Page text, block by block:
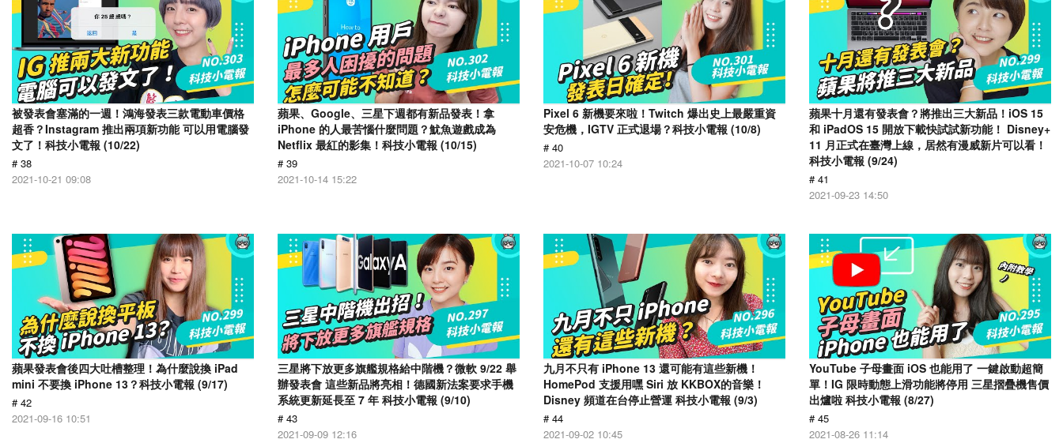
被發表會塞滿的一週！鴻海發表三款電動車價格
超香？Instagram 推出兩項新功能 可以用電腦發
文了！科技小電報 (10/22)
# 38
2021-10-21 09:08
蘋果、Google、三星下週都有新品發表！拿
iPhone 的人最苦惱什麼問題？魷魚遊戲成為
Netflix 最紅的影集！科技小電報 (10/15)
# 39
2021-10-14 15:22
Pixel 6 新機要來啦！Twitch 爆出史上最嚴重資
安危機，IGTV 正式退場？科技小電報 (10/8)
# 40
2021-10-07 10:24
蘋果十月還有發表會？將推出三大新品！iOS 15
和 iPadOS 15 開放下載快試試新功能！ Disney+
11 月正式在臺灣上線，居然有漫威新片可以看！
科技小電報 (9/24)
# 41
2021-09-23 14:50
蘋果發表會後四大吐槽整理！為什麼說換 iPad
mini 不要換 iPhone 13？科技小電報 (9/17)
# 42
2021-09-16 10:51
三星將下放更多旗艦規格給中階機？微軟 9/22 舉
辦發表會 這些新品將亮相！德國新法案要求手機
系統更新延長至 7 年 科技小電報 (9/10)
# 43
2021-09-09 12:16
九月不只有 iPhone 13 還可能有這些新機！
HomePod 支援用嘿 Siri 放 KKBOX的音樂！
Disney 頻道在台停止營運 科技小電報 (9/3)
# 44
2021-09-02 10:45
YouTube 子母畫面 iOS 也能用了 一鍵啟動超簡
單！IG 限時動態上滑功能將停用 三星摺疊機售價
出爐啦 科技小電報 (8/27)
# 45
2021-08-26 11:14